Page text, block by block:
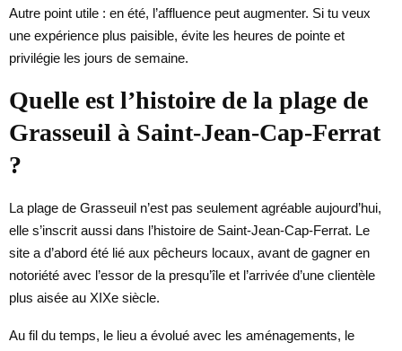
Autre point utile : en été, l’affluence peut augmenter. Si tu veux
une expérience plus paisible, évite les heures de pointe et
privilégie les jours de semaine.
Quelle est l’histoire de la plage de
Grasseuil à Saint-Jean-Cap-Ferrat
?
La plage de Grasseuil n’est pas seulement agréable aujourd’hui,
elle s’inscrit aussi dans l’histoire de Saint-Jean-Cap-Ferrat. Le
site a d’abord été lié aux pêcheurs locaux, avant de gagner en
notoriété avec l’essor de la presqu’île et l’arrivée d’une clientèle
plus aisée au XIXe siècle.
Au fil du temps, le lieu a évolué avec les aménagements, le